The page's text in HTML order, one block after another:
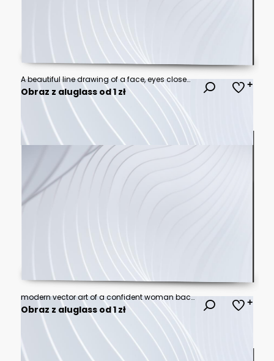
A beautiful line drawing of a face, eyes closed and lips slightly parted in an elegant pose, with colorful abstract shapes floating around it.
Obraz z aluglass od 1 zł
modern vector art of a confident woman background
Obraz z aluglass od 1 zł